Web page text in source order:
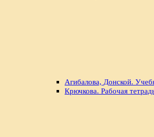
Агибалова, Донской.
Крючкова. Рабочая